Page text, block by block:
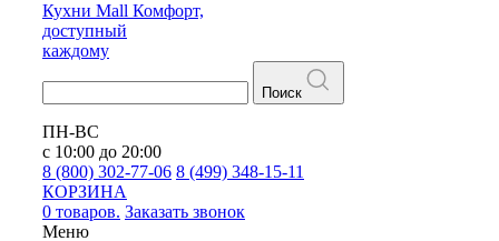
Кухни Mall Комфорт,
доступный
каждому
Поиск
ПН-ВС
с 10:00 до 20:00
8 (800) 302-77-06 8 (499) 348-15-11
КОРЗИНА
0 товаров. Заказать звонок
Меню